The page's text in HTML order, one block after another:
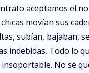
aceptamos el
movían sus
subían, bajaban,
indebidas. Todo lo
No sé